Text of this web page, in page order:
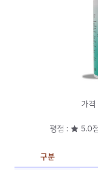
가격
평점 : ★ 5.0
구분